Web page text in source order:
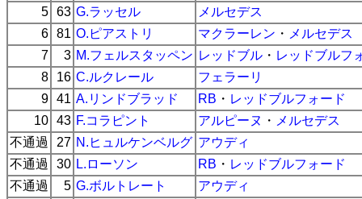
5 63 G.ラッセル
メルセデス
6 81 O.ピアストリ マクラーレン ・ メルセデス
7
3 M.フェルスタッペン レッドブル ・ レッドブルフ
8
16 C.ルクレール
フェラーリ
9 41 A.リンドブラッド RB ・ レッドブルフォード
10 43 F.コラピント アルピーヌ ・ メルセデス
不通過
27 N.ヒュルケンベルグ アウディ
不通過
30 L.ローソン RB ・ レッドブルフォード
不通過
5 G.ボルトレート
アウディ